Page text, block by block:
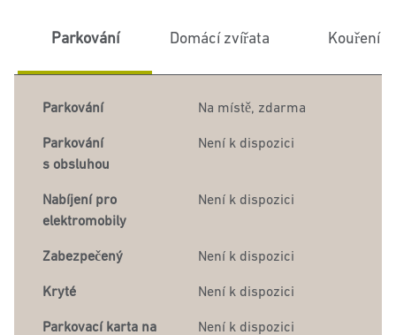
Parkování Domácí zvířata Kouření
Parkování Na místě, zdarma
Parkování
s obsluhou
Není k dispozici
Nabíjení pro
elektromobily
Není k dispozici
Zabezpečený Není k dispozici
Kryté Není k dispozici
Parkovací karta na
Není k dispozici